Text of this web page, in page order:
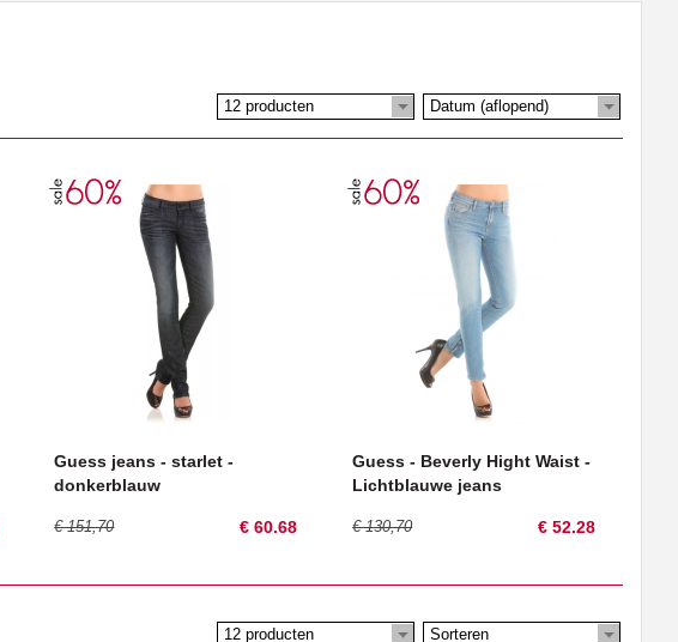
12 producten Datum (aflopend)
Guess jeans - starlet -
donkerblauw
€ 151,70 € 60.68
Guess - Beverly Hight Waist -
Lichtblauwe jeans
€ 130,70 € 52.28
12 producten Sorteren